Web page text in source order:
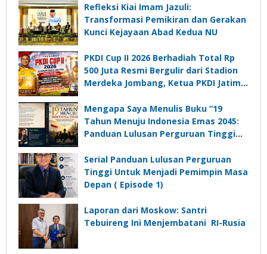
Refleksi Kiai Imam Jazuli:
Transformasi Pemikiran dan Gerakan
Kunci Kejayaan Abad Kedua NU
PKDI Cup II 2026 Berhadiah Total Rp
500 Juta Resmi Bergulir dari Stadion
Merdeka Jombang, Ketua PKDI Jatim:
Komunikasi Kades untuk Memajukan
Desa
Mengapa Saya Menulis Buku “19
Tahun Menuju Indonesia Emas 2045:
Panduan Lulusan Perguruan Tinggi
Depan”?
Serial Panduan Lulusan Perguruan
Tinggi Untuk Menjadi Pemimpin Masa
Depan ( Episode 1)
Laporan dari Moskow: Santri
Tebuireng Ini Menjembatani RI-Rusia